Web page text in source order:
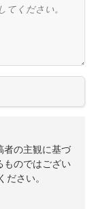
者の主観に基づ
ものではござい
ださい。